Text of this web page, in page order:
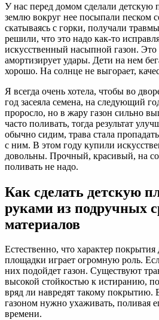
У нас перед домом сделали детскую
землю вокруг нее посыпали песком
скатываясь с горки, получали
решили, что это надо как-то
искусственный насыпной газон.
амортизирует удары. Дети на нем
хорошо. На солнце не выгорает,
Я всегда очень хотела, чтобы во
год засеяла семена, на следующий
проросло, но в жару газон сильно
часто поливать, тогда результат
обычно сидим, трава стала
с ним. В этом году купили
довольны. Прочный, красивый, на
поливать не надо.
Как сделать детскую
руками из подручных
материалов
Естественно, что характер покрытия
площадки играет огромную роль.
них подойдет газон. Существуют
высокой стойкостью к истиранию,
вряд ли навредят такому покрытию.
газоном нужно ухаживать, поливая
времени.